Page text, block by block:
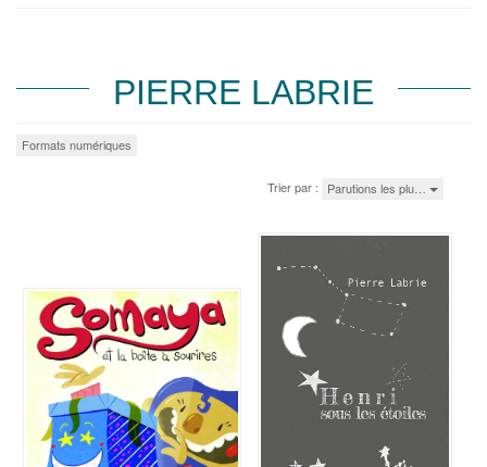
PIERRE LABRIE
Formats numériques
Trier par : Parutions les plu…